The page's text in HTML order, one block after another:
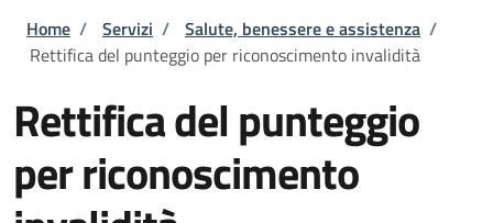
Briciole di pane
Home / Servizi / Salute, benessere e assistenza /
Rettifica del punteggio per riconoscimento invalidità
Rettifica del punteggio
per riconoscimento